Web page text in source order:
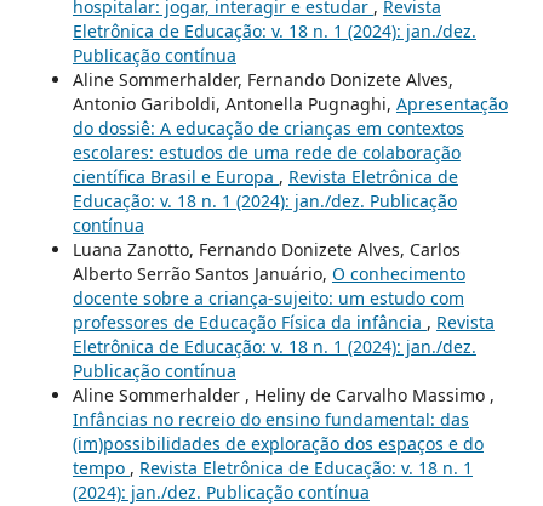
hospitalar: jogar, interagir e estudar , Revista
Eletrônica de Educação: v. 18 n. 1 (2024): jan./dez.
Publicação contínua
Aline Sommerhalder, Fernando Donizete Alves,
Antonio Gariboldi, Antonella Pugnaghi, Apresentação
do dossiê: A educação de crianças em contextos
escolares: estudos de uma rede de colaboração
científica Brasil e Europa , Revista Eletrônica de
Educação: v. 18 n. 1 (2024): jan./dez. Publicação
contínua
Luana Zanotto, Fernando Donizete Alves, Carlos
Alberto Serrão Santos Januário, O conhecimento
docente sobre a criança-sujeito: um estudo com
professores de Educação Física da infância , Revista
Eletrônica de Educação: v. 18 n. 1 (2024): jan./dez.
Publicação contínua
Aline Sommerhalder , Heliny de Carvalho Massimo ,
Infâncias no recreio do ensino fundamental: das
(im)possibilidades de exploração dos espaços e do
tempo , Revista Eletrônica de Educação: v. 18 n. 1
(2024): jan./dez. Publicação contínua